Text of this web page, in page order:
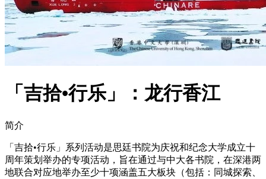
「吉拾•行乐」：龙行香江
简介
「吉拾•行乐」系列活动是思廷书院为庆祝和纪念大学成立十
周年策划举办的专项活动，旨在通过与中大各书院，在深港两
地联合对应地举办至少十项涵盖五大板块（包括：同城探索、